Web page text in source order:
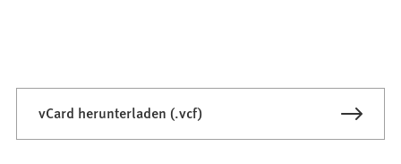
vCard herunterladen (.vcf)